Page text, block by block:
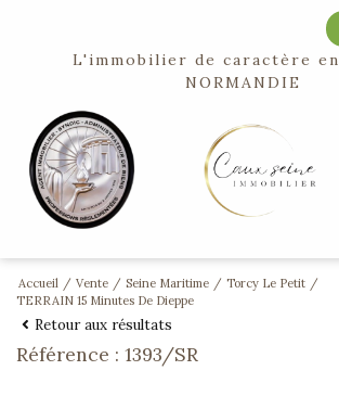
L'immobilier de caractère en
NORMANDIE
Accueil Vente Seine Maritime
Torcy Le Petit
TERRAIN 15 Minutes De Dieppe
Retour aux résultats
Référence : 1393/SR